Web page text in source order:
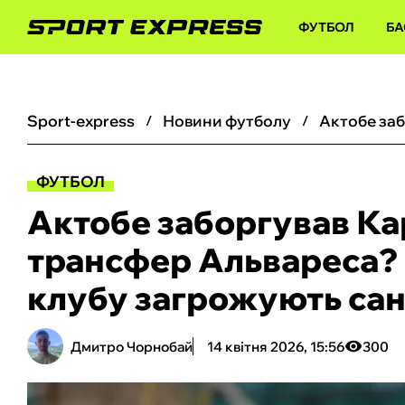
ФУТБОЛ
sport-express новини футболу
ФУТБОЛ
Актобе заборгував
трансфер
клубу загрожують
Дмитро Чорнобай 14 квітня 2026, 15:56 300